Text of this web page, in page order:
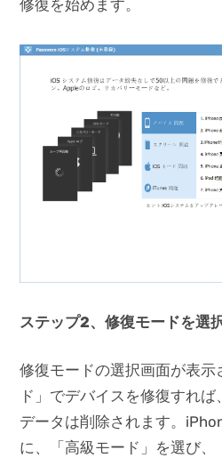
修復を始めます。
ステップ2、修復モードを選
修復モードの選択画面が表示
ド」でデバイスを修復すれ
データは削除されます。
に、「高級モード」を選び